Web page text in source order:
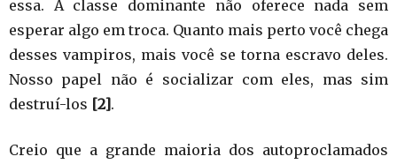
essa. A classe dominante não oferece nada sem
esperar algo em troca. Quanto mais perto você chega
desses vampiros, mais você se torna escravo deles.
Nosso papel não é socializar com eles, mas sim
destruí-los [2] .
Creio que a grande maioria dos autoproclamados